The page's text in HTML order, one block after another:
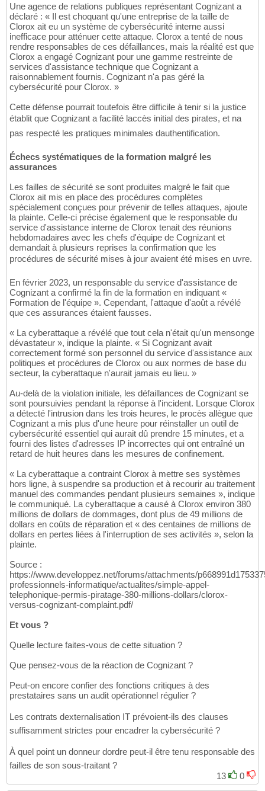
Une agence de relations publiques représentant Cognizant a
déclaré : « Il est choquant qu'une entreprise de la taille de
Clorox ait eu un système de cybersécurité interne aussi
inefficace pour atténuer cette attaque. Clorox a tenté de nous
rendre responsables de ces défaillances, mais la réalité est que
Clorox a engagé Cognizant pour une gamme restreinte de
services d'assistance technique que Cognizant a
raisonnablement fournis. Cognizant n'a pas géré la
cybersécurité pour Clorox. »
Cette défense pourrait toutefois être difficile à tenir si la justice
établit que Cognizant a facilité laccès initial des pirates, et na
pas respecté les pratiques minimales dauthentification.
Échecs systématiques de la formation malgré les
assurances
Les failles de sécurité se sont produites malgré le fait que
Clorox ait mis en place des procédures complètes
spécialement conçues pour prévenir de telles attaques, ajoute
la plainte. Celle-ci précise également que le responsable du
service d'assistance interne de Clorox tenait des réunions
hebdomadaires avec les chefs d'équipe de Cognizant et
demandait à plusieurs reprises la confirmation que les
procédures de sécurité mises à jour avaient été mises en uvre.
En février 2023, un responsable du service d'assistance de
Cognizant a confirmé la fin de la formation en indiquant «
Formation de l'équipe ». Cependant, l'attaque d'août a révélé
que ces assurances étaient fausses.
« La cyberattaque a révélé que tout cela n'était qu'un mensonge
dévastateur », indique la plainte. « Si Cognizant avait
correctement formé son personnel du service d'assistance aux
politiques et procédures de Clorox ou aux normes de base du
secteur, la cyberattaque n'aurait jamais eu lieu. »
Au-delà de la violation initiale, les défaillances de Cognizant se
sont poursuivies pendant la réponse à l'incident. Lorsque Clorox
a détecté l'intrusion dans les trois heures, le procès allègue que
Cognizant a mis plus d'une heure pour réinstaller un outil de
cybersécurité essentiel qui aurait dû prendre 15 minutes, et a
fourni des listes d'adresses IP incorrectes qui ont entraîné un
retard de huit heures dans les mesures de confinement.
« La cyberattaque a contraint Clorox à mettre ses systèmes
hors ligne, à suspendre sa production et à recourir au traitement
manuel des commandes pendant plusieurs semaines », indique
le communiqué. La cyberattaque a causé à Clorox environ 380
millions de dollars de dommages, dont plus de 49 millions de
dollars en coûts de réparation et « des centaines de millions de
dollars en pertes liées à l'interruption de ses activités », selon la
plainte.
Source :
https://www.developpez.net/forums/attachments/
professionnels-informatique/actualites/simple-appel-
telephonique-permis-piratage-380-millions-dollars/clorox-
versus-cognizant-complaint.pdf/
Et vous ?
Quelle lecture faites-vous de cette situation ?
Que pensez-vous de la réaction de Cognizant ?
Peut-on encore confier des fonctions critiques à des
prestataires sans un audit opérationnel régulier ?
Les contrats dexternalisation IT prévoient-ils des clauses
suffisamment strictes pour encadrer la cybersécurité ?
À quel point un donneur dordre peut-il être tenu responsable des
failles de son sous-traitant ?
13
0